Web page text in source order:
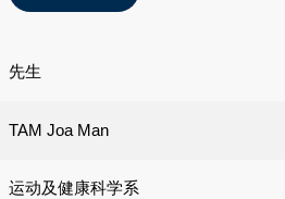
先生
TAM Joa Man
运动及健康科学系